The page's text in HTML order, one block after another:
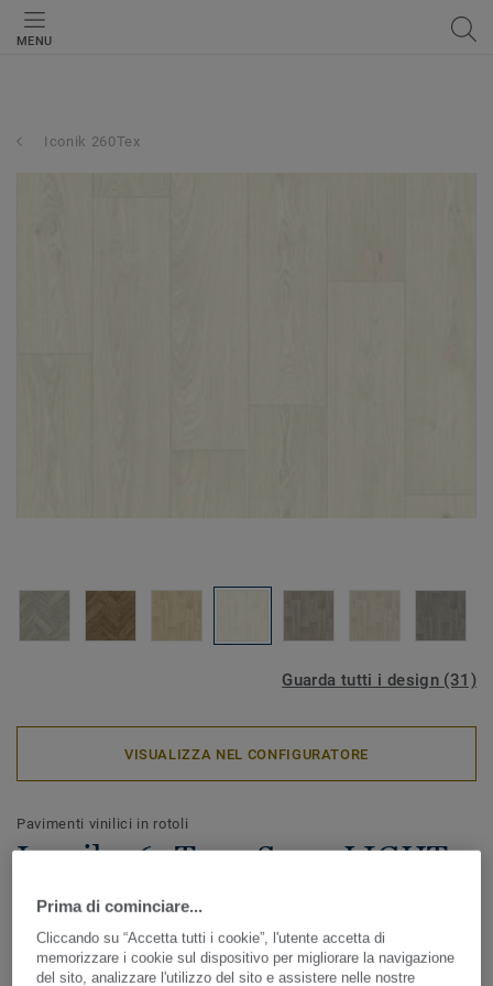
MENU
Iconik 260Tex
Guarda tutti i design (31)
VISUALIZZA NEL CONFIGURATORE
Pavimenti vinilici in rotoli
Iconik 260Tex - Swan LIGHT
GREY
ICONIK 260Tex è ideale in caso di lavori di ristrutturazione.
Lo speciale supporto tessile aiuta ad appianare le piccole
Prima di cominciare...
Cliccando su “Accetta tutti i cookie”, l'utente accetta di
memorizzare i cookie sul dispositivo per migliorare la navigazione
del sito, analizzare l'utilizzo del sito e assistere nelle nostre